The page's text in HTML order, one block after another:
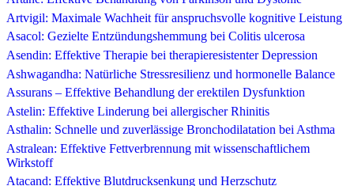
Artvigil: Maximale Wachheit für anspruchsvolle kognitive Leistung
Asacol: Gezielte Entzündungshemmung bei Colitis ulcerosa
Asendin: Effektive Therapie bei therapieresistenter Depression
Ashwagandha: Natürliche Stressresilienz und hormonelle Balance
Assurans – Effektive Behandlung der erektilen Dysfunktion
Astelin: Effektive Linderung bei allergischer Rhinitis
Asthalin: Schnelle und zuverlässige Bronchodilatation bei Asthma
Astralean: Effektive Fettverbrennung mit wissenschaftlichem
Wirkstoff
Atacand: Effektive Blutdrucksenkung und Herzschutz